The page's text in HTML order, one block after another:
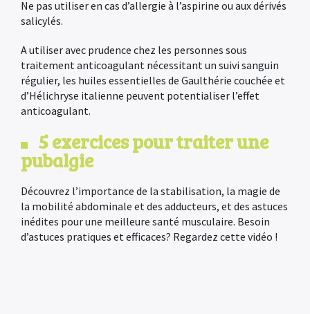
Ne pas utiliser en cas d’allergie à l’aspirine ou aux dérivés
salicylés.
A utiliser avec prudence chez les personnes sous
traitement anticoagulant nécessitant un suivi sanguin
régulier, les huiles essentielles de Gaulthérie couchée et
d’Hélichryse italienne peuvent potentialiser l’effet
anticoagulant.
5 exercices pour traiter une
pubalgie
Découvrez l’importance de la stabilisation, la magie de
la mobilité abdominale et des adducteurs, et des astuces
inédites pour une meilleure santé musculaire. Besoin
d’astuces pratiques et efficaces? Regardez cette vidéo !